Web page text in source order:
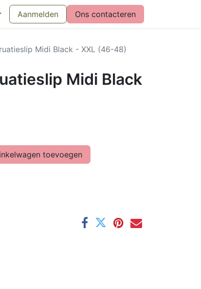
maandverband Vragen over menstruatiecups
Aanmelden Ons contacteren
Midi Black - XXL (46-48)
Midi Black
toevoegen